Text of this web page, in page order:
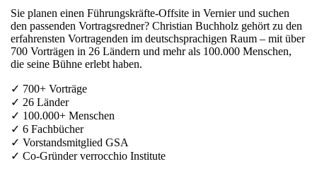
Sie planen einen Führungskräfte-Offsite in Vernier und suchen
den passenden Vortragsredner? Christian Buchholz gehört zu den
erfahrensten Vortragenden im deutschsprachigen Raum – mit über
700 Vorträgen in 26 Ländern und mehr als 100.000 Menschen,
die seine Bühne erlebt haben.
✓ 700+ Vorträge
✓ 26 Länder
✓ 100.000+ Menschen
✓ 6 Fachbücher
✓ Vorstandsmitglied GSA
✓ Co-Gründer verrocchio Institute